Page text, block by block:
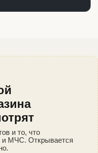
и то, что
и МЧС. Открывается